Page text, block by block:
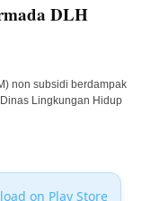
DLH
non subsidi berdampak
Lingkungan Hidup